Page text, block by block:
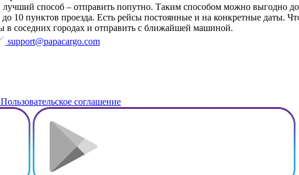
лучший способ – отправить попутно. Таким способом можно выгодно
10 пунктов проезда. Есть рейсы постоянные и на конкретные даты.
в соседних городах и отправить с ближайшей машиной.
support@papacargo.com
Пользовательское соглашение